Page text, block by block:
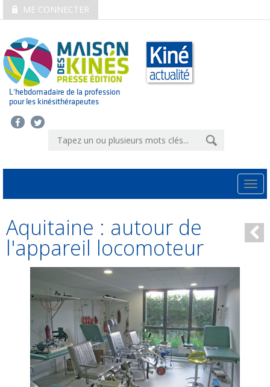
ME CONNECTER
L’hebdomadaire de la profession
pour les kinésithérapeutes
Aquitaine : autour de
l'appareil locomoteur